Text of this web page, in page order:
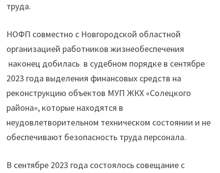
труда.
НОФП совместно с Новгородской областной
организацией работников жизнеобеспечения
наконец добилась в судебном порядке в сентябре
2023 года выделения финансовых средств на
реконструкцию объектов МУП ЖКХ «Солецкого
района», которые находятся в
неудовлетворительном техническом состоянии и не
обеспечивают безопасность труда персонала.
В сентябре 2023 года состоялось совещание с